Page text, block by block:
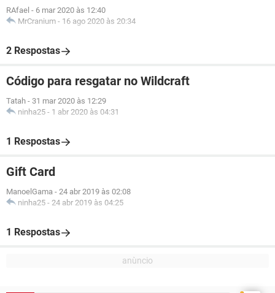
RAfael - 6 mar 2020 às 12:40
MrCranium - 16 ago 2020 às 20:34
2 Respostas
Código para resgatar no Wildcraft
Tatah - 31 mar 2020 às 12:29
ninha25 - 1 abr 2020 às 04:31
1 Respostas
Gift Card
ManoelGama - 24 abr 2019 às 02:08
ninha25 - 24 abr 2019 às 04:25
1 Respostas